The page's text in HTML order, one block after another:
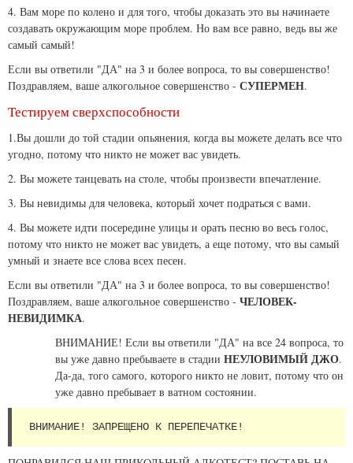
4. Вам море по колено и для того, чтобы доказать это вы начинаете
создавать окружающим море проблем. Но вам все равно, ведь вы же
самый самый!
Если вы ответили "ДА" на 3 и более вопроса, то вы совершенство!
Поздравляем, ваше алкогольное совершенство - СУПЕРМЕН.
Тестируем сверхспособности
1.Вы дошли до той стадии опьянения, когда вы можете делать все что
угодно, потому что никто не может вас увидеть.
2. Вы можете танцевать на столе, чтобы произвести впечатление.
3. Вы невидимы для человека, который хочет подраться с вами.
4. Вы можете идти посередине улицы и орать песню во весь голос,
потому что никто не может вас увидеть, а еще потому, что вы самый
умный и знаете все слова всех песен.
Если вы ответили "ДА" на 3 и более вопроса, то вы совершенство!
Поздравляем, ваше алкогольное совершенство - ЧЕЛОВЕК-
НЕВИДИМКА.
ВНИМАНИЕ! Если вы ответили "ДА" на все 24 вопроса, то
вы уже давно пребываете в стадии НЕУЛОВИМЫЙ ДЖО.
Да-да, того самого, которого никто не ловит, потому что он
уже давно пребывает в ватном состоянии.
ВНИМАНИЕ! ЗАПРЕЩЕНО К ПЕРЕПЕЧАТКЕ!